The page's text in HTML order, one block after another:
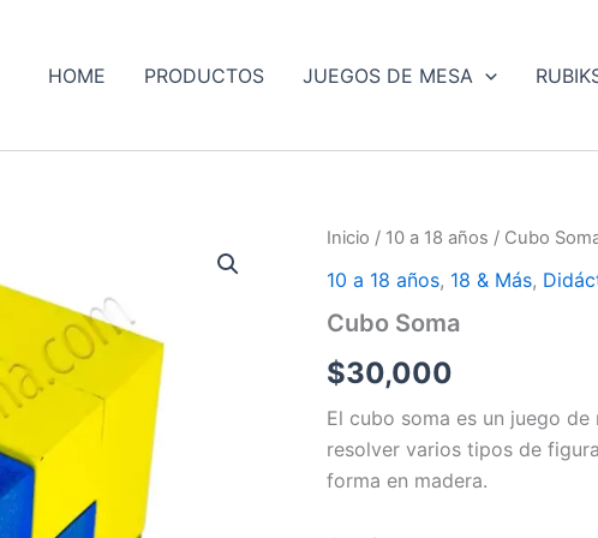
HOME PRODUCTOS JUEGOS DE MESA
Inicio / 10 a 18 años / Cubo
10 a 18 años, 18 & Más,
Cubo Soma
$30,000
El cubo soma es un juego
resolver varios tipos de
forma en madera.